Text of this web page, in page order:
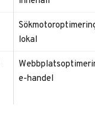
lokal
e-handel